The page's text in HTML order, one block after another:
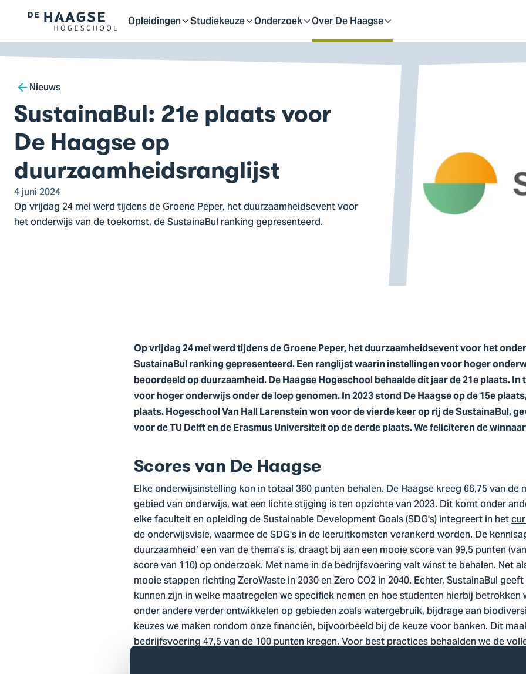
Logo
van
De
Hogeschool,
naar
de
homepagina
Opleidingen
Open
sluit
submenu
Studiekeuze
Open
sluit
Onderzoek
Open
sluit
Over De Haagse
Open
sluit
Breadcrumb
Nieuws
SustainaBul: 21e plaats voor
De Haagse op
duurzaamheidsranglijst
4 juni 2024
Op vrijdag 24 mei werd tijdens de Groene Peper, het duurzaamheidsevent voor
het onderwijs van de toekomst, de SustainaBul ranking gepresenteerd.
Op vrijdag 24 mei werd tijdens de Groene Peper, het duurzaamheidsevent voor het
SustainaBul ranking gepresenteerd. Een ranglijst waarin instellingen voor hoger
beoordeeld op duurzaamheid. De Haagse Hogeschool behaalde dit jaar de 21e plaats.
voor hoger onderwijs onder de loep genomen. In 2023 stond De Haagse op de 15e
plaats. Hogeschool Van Hall Larenstein won voor de vierde keer op rij de SustainaBul,
voor de TU Delft en de Erasmus Universiteit op de derde plaats. We feliciteren de
Scores van De Haagse
Elke onderwijsinstelling kon in totaal 360 punten behalen. De Haagse kreeg 66,75 van de
gebied van onderwijs, wat een lichte stijging is ten opzichte van 2023. Dit komt onder
elke faculteit en opleiding de Sustainable Development Goals (SDG's) integreert in het
de onderwijsvisie, waarmee de SDG's in de leeruitkomsten verankerd worden. De
duurzaamheid’ een van de thema's is, draagt bij aan een mooie score van 99,5 punten
score van 110) op onderzoek. Met name in de bedrijfsvoering valt winst te behalen. Net
mooie stappen richting ZeroWaste in 2030 en Zero CO2 in 2040. Echter, SustainaBul
kunnen zijn in welke maatregelen we specifiek nemen en hoe studenten hierbij betrokken
onder andere verder ontwikkelen op gebieden zoals watergebruik, bijdrage aan
keuzes we maken rondom onze financiën, bijvoorbeeld bij de keuze voor banken. Dit
bedrijfsvoering 47,5 van de 100 punten kregen. Voor best practices behaalden we de